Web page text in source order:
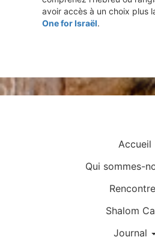
avoir accès à un choix plus
One for Israël.
Accueil
Qui sommes-
Shalom
Journal